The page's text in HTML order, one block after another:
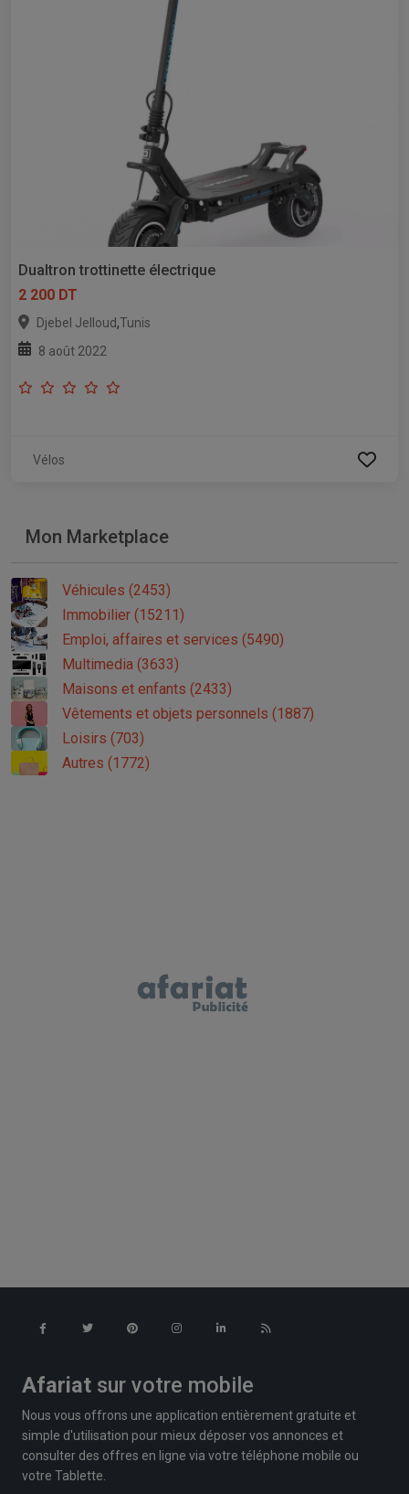
Dualtron trottinette électrique
2 200 DT
Djebel Jelloud,Tunis
8 août 2022
Vélos
Mon Marketplace
Véhicules (2453)
Immobilier (15211)
Emploi, affaires et services (5490)
Multimedia (3633)
Maisons et enfants (2433)
Vêtements et objets personnels (1887)
Loisirs (703)
Autres (1772)
Afariat sur votre mobile
Nous vous offrons une application entièrement gratuite et
simple d'utilisation pour mieux déposer vos annonces et
consulter des offres en ligne via votre téléphone mobile ou
votre Tablette.